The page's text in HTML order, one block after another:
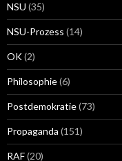
NSU (35)
NSU-Prozess (14)
OK(2)
Philosophie(6)
Postdemokratie(73)
Propaganda (151)
RAF(20)